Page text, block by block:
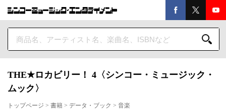
THE★ロカビリー！ 4〈シンコー・ミュージック・
ムック〉
トップページ > 書籍 > データ・ブック > 音楽